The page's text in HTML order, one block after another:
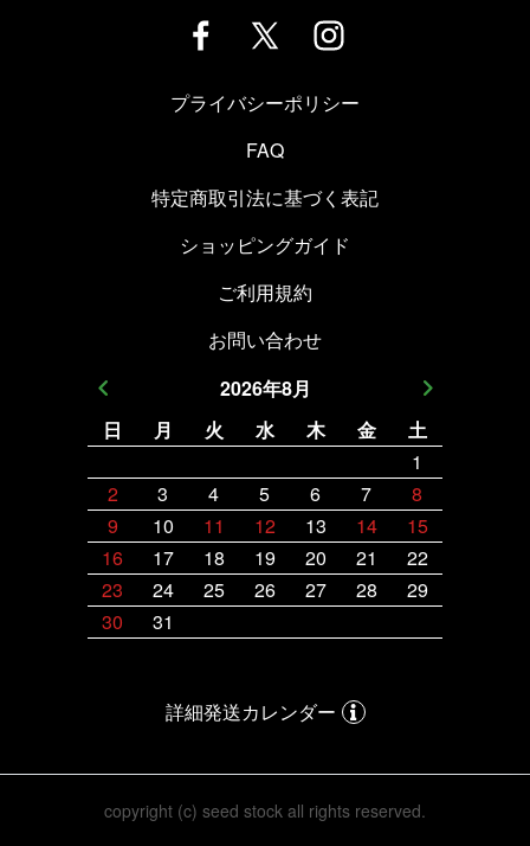
プライバシーポリシー
FAQ
特定商取引法に基づく表記
ショッピングガイド
ご利用規約
お問い合わせ
2026年8月
日
月 火 水 木 金
土
1
2
3 4 5 6 7
8
9
10 11 12 13 14
15
16
17 18 19 20 21
22
23
24 25 26 27 28
29
30
31
詳細発送カレンダー
copyright (c) seed stock all rights reserved.